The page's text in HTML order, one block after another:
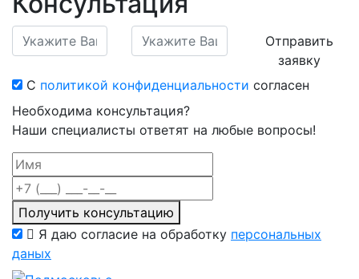
Отправить
заявку
С политикой конфиденциальности согласен
Необходима консультация?
Наши специалисты ответят на любые вопросы!
Получить консультацию
Я даю согласие на обработку персональных
даных